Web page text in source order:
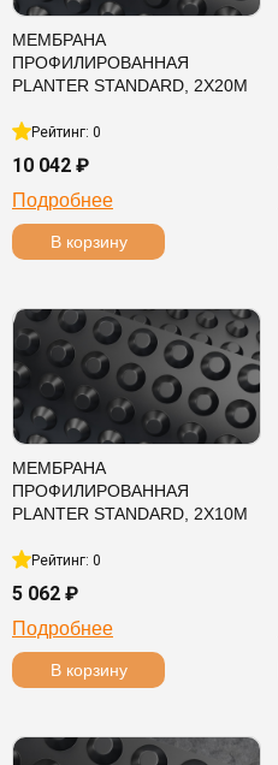
МЕМБРАНА
ПРОФИЛИРОВАННАЯ
PLANTER STANDARD, 2Х20М
Рейтинг: 0
10 042 ₽
Подробнее
В корзину
МЕМБРАНА
ПРОФИЛИРОВАННАЯ
PLANTER STANDARD, 2Х10М
Рейтинг: 0
5 062 ₽
Подробнее
В корзину